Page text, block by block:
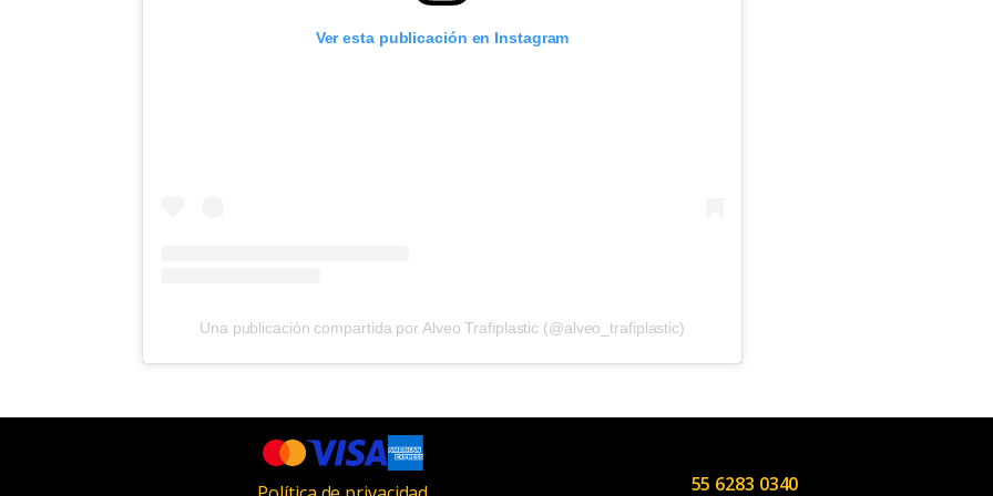
Ver esta publicación en Instagram
Una publicación compartida por Alveo Trafiplastic (@alveo_trafiplastic)
55 6283 0340